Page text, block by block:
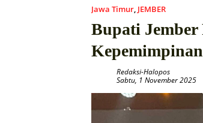
Jawa Timur, JEMBER
Bupati Jember
Redaksi-Halopos
Sabtu, 1 November 2025